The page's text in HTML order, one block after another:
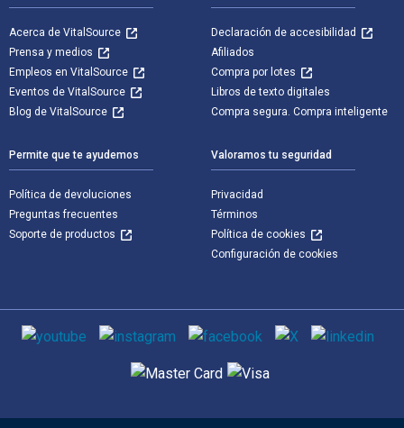
Acerca de VitalSource
Prensa y medios
Empleos en VitalSource
Eventos de VitalSource
Blog de VitalSource
Declaración de accesibilidad
Afiliados
Compra por lotes
Libros de texto digitales
Compra segura. Compra inteligente
Permite que te ayudemos
Política de devoluciones
Preguntas frecuentes
Soporte de productos
Valoramos tu seguridad
Privacidad
Términos
Política de cookies
Configuración de cookies
Medios de comunicación social
Métodos de pago admitidos